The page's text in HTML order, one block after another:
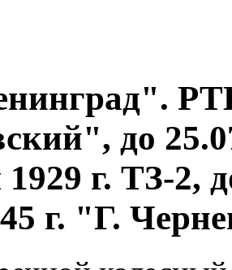
до
г. ТЗ-2,
г. "Г.